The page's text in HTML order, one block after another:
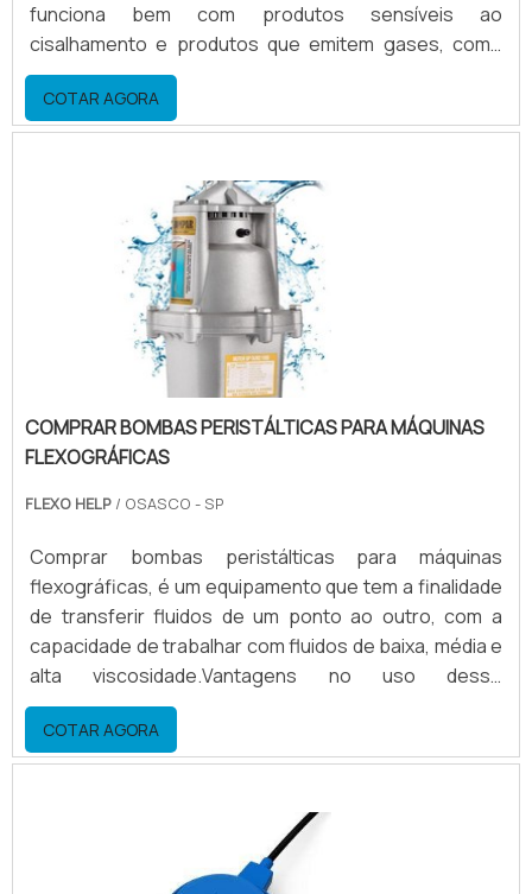
funciona bem com produtos sensíveis ao
cisalhamento e produtos que emitem gases, como
acontece ao bombear levado na fabricação de
cerveja.Maiores informações sobre o produto A ação
de bombeamento faz com que o tubo seja percorrido
Além disso, o tubo de grau alimentício pode ser
esterilizado por todos .
COTAR AGORA
COMPRAR BOMBAS PERISTÁLTICAS PARA MÁQUINAS
FLEXOGRÁFICAS
FLEXO HELP / OSASCO - SP
Comprar bombas peristálticas para máquinas
flexográficas, é um equipamento que tem a finalidade
de transferir fluidos de um ponto ao outro, com a
capacidade de trabalhar com fluidos de baixa, média e
alta viscosidade.Vantagens no uso desse
equipamento Economia de tinta e solventes; Agilidade
na limpeza; Agilidade na preparação; Entre
outros.Demais atributos em comprar bombas
peristáltica, tem uma grande economia de solvente,
COTAR AGORA